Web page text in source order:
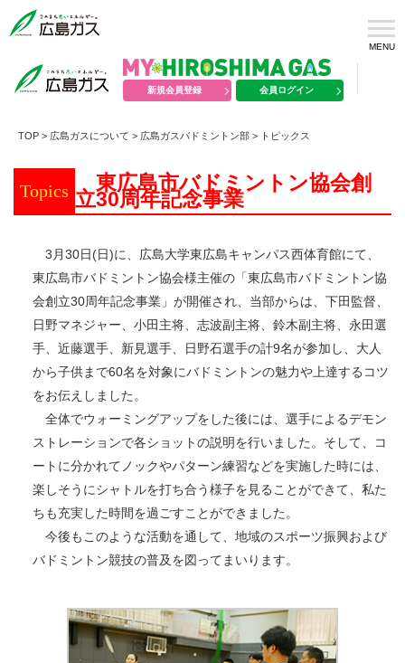
新規会員登録 会員ログイン
MENU
TOP > 広島ガスについて > 広島ガスバドミントン部 > トピックス
Topics 東広島市バドミントン協会創
立30周年記念事業
3月30日(日)に、広島大学東広島キャンパス西体育館にて、
東広島市バドミントン協会様主催の「東広島市バドミントン協
会創立30周年記念事業」が開催され、当部からは、下田監督、
日野マネジャー、小田主将、志波副主将、鈴木副主将、永田選
手、近藤選手、新見選手、日野石選手の計9名が参加し、大人
から子供まで60名を対象にバドミントンの魅力や上達するコツ
をお伝えしました。
全体でウォーミングアップをした後には、選手によるデモン
ストレーションで各ショットの説明を行いました。そして、コ
ートに分かれてノックやパターン練習などを実施した時には、
楽しそうにシャトルを打ち合う様子を見ることができて、私た
ちも充実した時間を過ごすことができました。
今後もこのような活動を通して、地域のスポーツ振興および
バドミントン競技の普及を図ってまいります。